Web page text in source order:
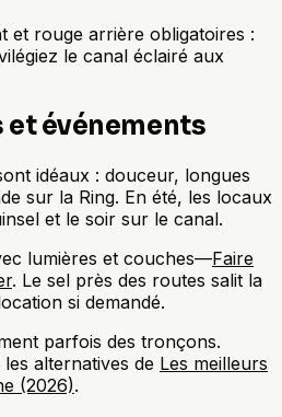
et rouge arrière obligatoires :
le canal éclairé aux
et événements
idéaux : douceur, longues
sur la Ring. En été, les locaux
et le soir sur le canal.
lumières et couches—Faire
. Le sel près des routes salit la
si demandé.
parfois des tronçons.
alternatives de Les meilleurs
(2026).